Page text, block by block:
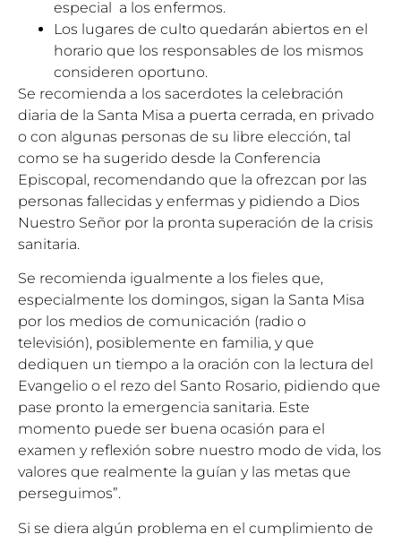
especial a los enfermos.
Los lugares de culto quedarán abiertos en el
horario que los responsables de los mismos
consideren oportuno.
Se recomienda a los sacerdotes la celebración
diaria de la Santa Misa a puerta cerrada, en privado
o con algunas personas de su libre elección, tal
como se ha sugerido desde la Conferencia
Episcopal, recomendando que la ofrezcan por las
personas fallecidas y enfermas y pidiendo a Dios
Nuestro Señor por la pronta superación de la crisis
sanitaria.
Se recomienda igualmente a los fieles que,
especialmente los domingos, sigan la Santa Misa
por los medios de comunicación (radio o
televisión), posiblemente en familia, y que
dediquen un tiempo a la oración con la lectura del
Evangelio o el rezo del Santo Rosario, pidiendo que
pase pronto la emergencia sanitaria. Este
momento puede ser buena ocasión para el
examen y reflexión sobre nuestro modo de vida, los
valores que realmente la guían y las metas que
perseguimos”.
Si se diera algún problema en el cumplimiento de